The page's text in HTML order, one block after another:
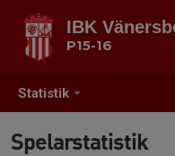
Statistik
IBK
P15-16
Spelarstatistik